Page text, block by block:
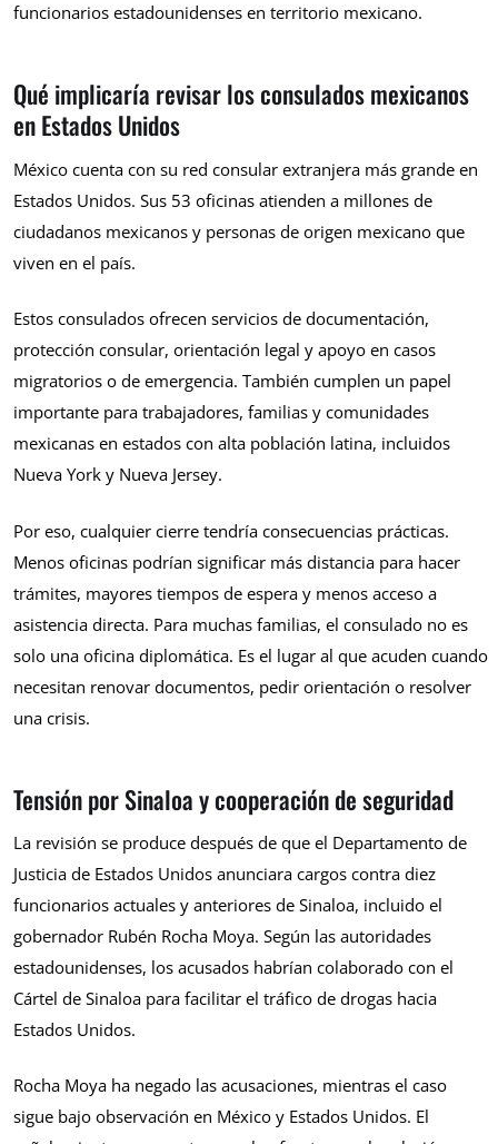
funcionarios estadounidenses en territorio mexicano.
Qué implicaría revisar los consulados mexicanos
en Estados Unidos
México cuenta con su red consular extranjera más grande en
Estados Unidos. Sus 53 oficinas atienden a millones de
ciudadanos mexicanos y personas de origen mexicano que
viven en el país.
Estos consulados ofrecen servicios de documentación,
protección consular, orientación legal y apoyo en casos
migratorios o de emergencia. También cumplen un papel
importante para trabajadores, familias y comunidades
mexicanas en estados con alta población latina, incluidos
Nueva York y Nueva Jersey.
Por eso, cualquier cierre tendría consecuencias prácticas.
Menos oficinas podrían significar más distancia para hacer
trámites, mayores tiempos de espera y menos acceso a
asistencia directa. Para muchas familias, el consulado no es
solo una oficina diplomática. Es el lugar al que acuden cuando
necesitan renovar documentos, pedir orientación o resolver
una crisis.
Tensión por Sinaloa y cooperación de seguridad
La revisión se produce después de que el Departamento de
Justicia de Estados Unidos anunciara cargos contra diez
funcionarios actuales y anteriores de Sinaloa, incluido el
gobernador Rubén Rocha Moya. Según las autoridades
estadounidenses, los acusados habrían colaborado con el
Cártel de Sinaloa para facilitar el tráfico de drogas hacia
Estados Unidos.
Rocha Moya ha negado las acusaciones, mientras el caso
sigue bajo observación en México y Estados Unidos. El